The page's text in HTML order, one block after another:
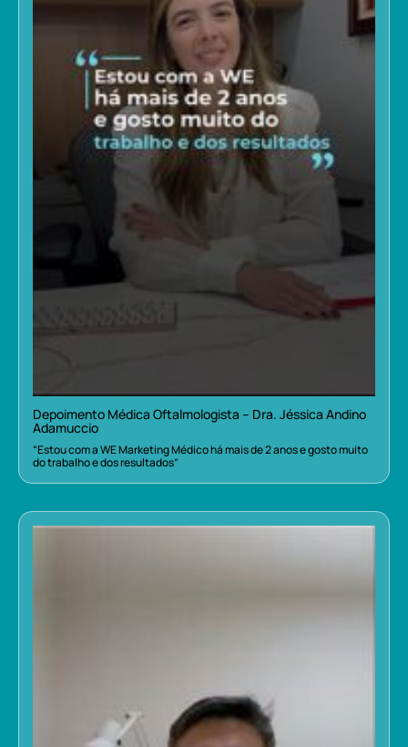
Depoimento Médica Oftalmologista – Dra. Jéssica Andino
Adamuccio
“Estou com a WE Marketing Médico há mais de 2 anos e gosto muito
do trabalho e dos resultados”